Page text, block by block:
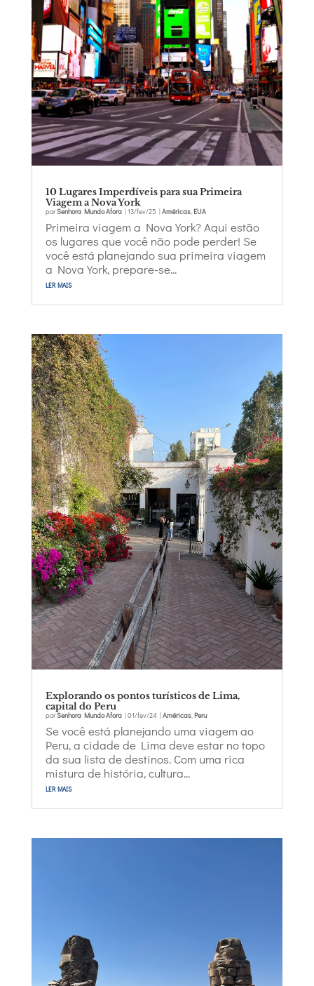
10 Lugares Imperdíveis para sua Primeira
Viagem a Nova York
porSenhora Mundo Afora|13/fev/25 |Américas,EUA
Primeira viagem a Nova York? Aqui estão
os lugares que você não pode perder! Se
você está planejando sua primeira viagem
a Nova York, prepare-se...
ler mais
Explorando os pontos turísticos de Lima,
capital do Peru
porSenhora Mundo Afora| 01/fev/24| Américas, Peru
Se você está planejando uma viagem ao
Peru, a cidade de Lima deve estar no topo
da sua lista de destinos. Com uma rica
mistura de história, cultura...
ler mais